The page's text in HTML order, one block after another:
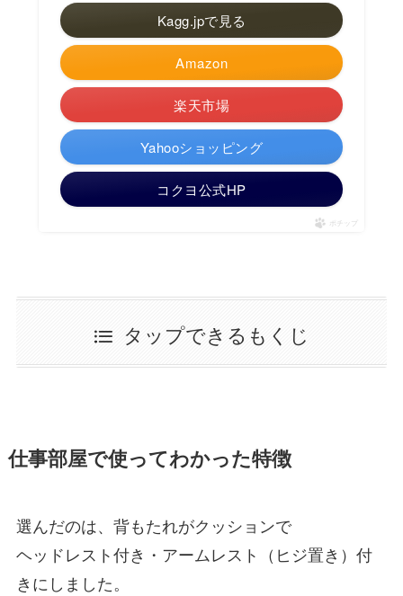
Amazon
楽天市場
Yahooショッピング
Kagg.jpで見る
コクヨ公式HP
ポチップ
タップできるもくじ
仕事部屋で使ってわかった特徴
選んだのは、背もたれがクッションで
ヘッドレスト付き・アームレスト（ヒジ置き）付
きにしました。